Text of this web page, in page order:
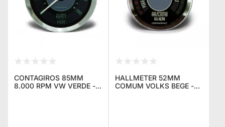
CONTAGIROS 85MM
8.000 RPM VW VERDE -
HALLMETER 52MM
COMUM VOLKS BEGE -